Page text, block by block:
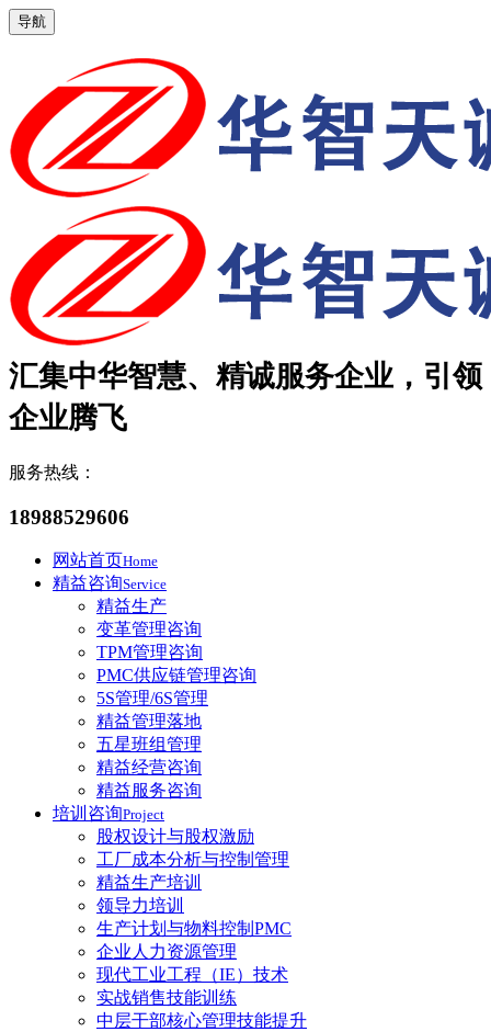
导航
汇集中华智慧、精诚服务企业，引领
企业腾飞
服务热线：
18988529606
网站首页Home
精益咨询Service
精益生产
变革管理咨询
TPM管理咨询
PMC供应链管理咨询
5S管理/6S管理
精益管理落地
五星班组管理
精益经营咨询
精益服务咨询
培训咨询Project
股权设计与股权激励
工厂成本分析与控制管理
精益生产培训
领导力培训
生产计划与物料控制PMC
企业人力资源管理
现代工业工程（IE）技术
实战销售技能训练
中层干部核心管理技能提升